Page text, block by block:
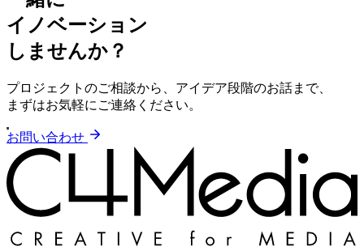
イノベーション
しませんか？
プロジェクトのご相談から、アイデア段階のお話まで、
まずはお気軽にご連絡ください。
お問い合わせ